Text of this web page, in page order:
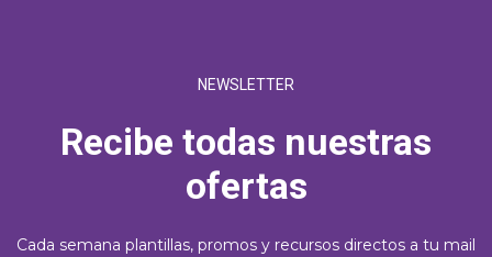
NEWSLETTER
Recibe todas nuestras
ofertas
Cada semana plantillas, promos y recursos directos a tu mail